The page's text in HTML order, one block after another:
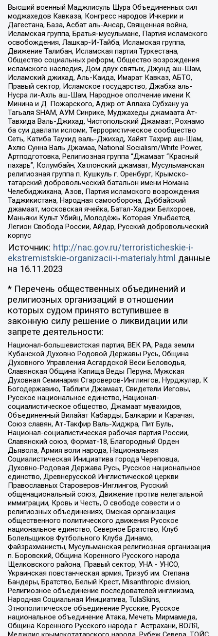
Высший военный Маджлисуль Шура Объединенных сил
моджахедов Кавказа, Конгресс народов Ичкерии и
Дагестана, База, Асбат аль-Ансар, Священная война,
Исламская группа, Братья-мусульмане, Партия исламского
освобождения, Лашкар-И-Тайба, Исламская группа,
Движение Талибан, Исламская партия Туркестана,
Общество социальных реформ, Общество возрождения
исламского наследия, Дом двух святых, Джунд аш-Шам,
Исламский джихад, Аль-Каида, Имарат Кавказ, АБТО,
Правый сектор, Исламское государство, Джабха аль-
Нусра ли-Ахль аш-Шам, Народное ополчение имени К.
Минина и Д. Пожарского, Аджр от Аллаха Субхану уа
Тагьаля SHAM, АУМ Синрике, Муджахеды джамаата Ат-
Тавхида Валь-Джихад, Чистопольский Джамаат, Рохнамо
ба суи давлати исломи, Террористическое сообщество
Сеть, Катиба Таухид валь-Джихад, Хайят Тахрир аш-Шам,
Ахлю Сунна Валь Джамаа, National Socialism/White Power,
Артподготовка, Религиозная группа “Джамаат “Красный
пахарь”, Колумбайн, Хатлонский джамаат, Мусульманская
религиозная группа п. Кушкуль г. Оренбург, Крымско-
татарский добровольческий батальон имени Номана
Челебиджихана, Азов, Партия исламского возрождения
Таджикистана, Народная самооборона, Дуббайский
джамаат, московская ячейка, Батал-Хаджи Белхороев,
Маньяки Культ Убийц, Молодёжь Которая Улыбается,
Легион Свобода России, Айдар, Русский добровольческий
корпус
Источник: http://nac.gov.ru/terroristicheskie-i-
ekstremistskie-organizacii-i-materialy.html данные
на 16.11.2023
* Перечень общественных объединений и
религиозных организаций в отношении
которых судом принято вступившее в
законную силу решение о ликвидации или
запрете деятельности:
Национал-большевистская партия, ВЕК РА, Рада земли
Кубанской Духовно Родовой Державы Русь, Община
Духовного Управления Асгардской Веси Беловодья,
Славянская Община Капища Веды Перуна, Мужская
Духовная Семинария Староверов-Инглингов, Нурджулар, К
Богодержавию, Таблиги Джамаат, Свидетели Иеговы,
Русское национальное единство, Национал-
социалистическое общество, Джамаат мувахидов,
Объединенный Вилайат Кабарды, Балкарии и Карачая,
Союз славян, Ат-Такфир Валь-Хиджра, Пит Буль,
Национал-социалистическая рабочая партия России,
Славянский союз, Формат-18, Благородный Орден
Дьявола, Армия воли народа, Национальная
Социалистическая Инициатива города Череповца,
Духовно-Родовая Держава Русь, Русское национальное
единство, Древнерусской Инглистической церкви
Православных Староверов-Инглингов, Русский
общенациональный союз, Движение против нелегальной
иммиграции, Кровь и Честь, О свободе совести и о
религиозных объединениях, Омская организация
общественного политического движения Русское
национальное единство, Северное Братство, Клуб
Болельщиков Футбольного Клуба Динамо,
Файзрахманисты, Мусульманская религиозная организация
п. Боровский, Община Коренного Русского народа
Щелковского района, Правый сектор, УНА - УНСО,
Украинская повстанческая армия, Тризуб им. Степана
Бандеры, Братство, Белый Крест, Misanthropic division,
Религиозное объединение последователей инглиизма,
Народная Социальная Инициатива, TulaSkins,
Этнополитическое объединение Русские, Русское
национальное объединение Атака, Мечеть Мирмамеда,
Община Коренного Русского народа г. Астрахани, ВОЛЯ,